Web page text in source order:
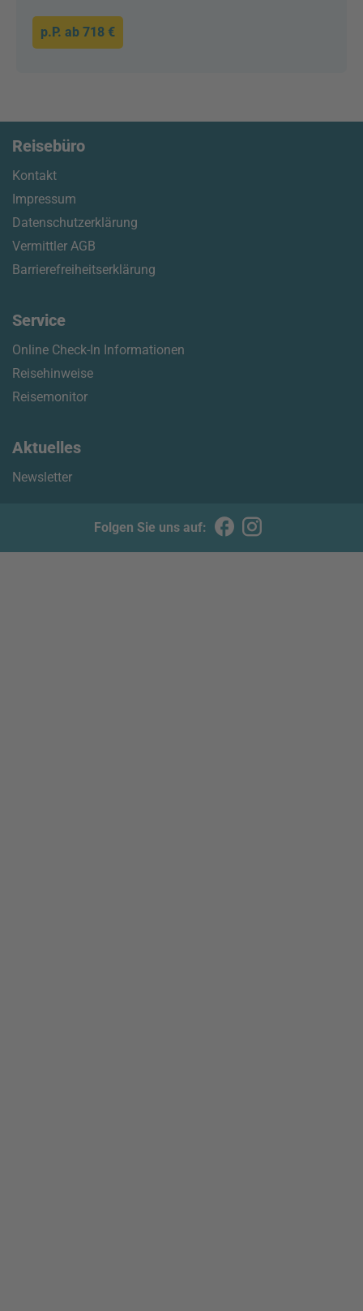
p.P. ab 718 €
Reisebüro
Kontakt
Impressum
Datenschutzerklärung
Vermittler AGB
Barrierefreiheitserklärung
Service
Online Check-In Informationen
Reisehinweise
Reisemonitor
Aktuelles
Newsletter
Folgen Sie uns auf: